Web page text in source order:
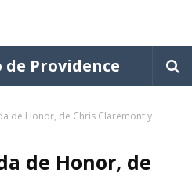
Providence
de Honor, de Chris Claremont y
de Honor, de